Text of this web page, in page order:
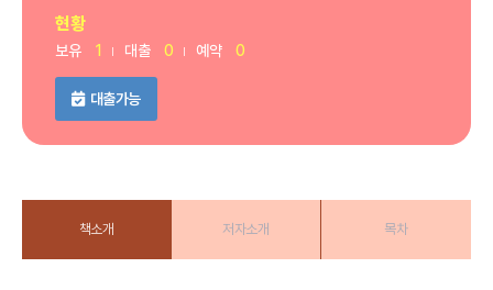
현황
보유 1 대출 0 예약 0
대출가능
책소개 저자소개 목차